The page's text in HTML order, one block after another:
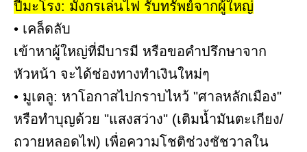
ปีมะโรง: มังกรเล่นไฟ รับทรัพย์จากผู้ใหญ่
• เคล็ดลับ
เข้าหาผู้ใหญ่ที่มีบารมี หรือขอคำปรึกษาจาก
หัวหน้า จะได้ช่องทางทำเงินใหม่ๆ
• มูเตลู: หาโอกาสไปกราบไหว้ "ศาลหลักเมือง"
หรือทำบุญด้วย "แสงสว่าง" (เติมน้ำมันตะเกียง/
ถวายหลอดไฟ) เพื่อความโชติช่วงชัชวาลใน